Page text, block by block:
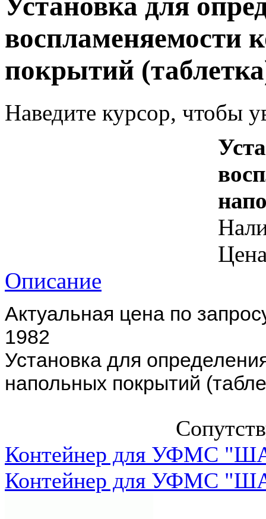
Установка для
воспламеняемости
покрытий
Наведите курсор, чтобы
Описание
Aктуальная цена по
1982
Установка для
напольных покрытий
Контейнер для УФМС
Контейнер для УФМС